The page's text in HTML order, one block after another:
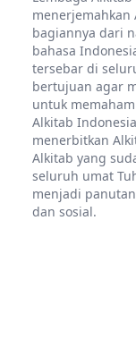
menerjemahkan
bagiannya dari
bahasa
tersebar di
bertujuan agar
untuk
Alkitab
menerbitkan
Alkitab yang
seluruh umat
menjadi
dan sosial.